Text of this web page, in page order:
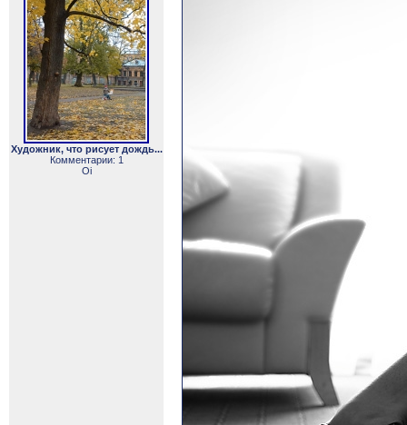
Художник, что рисует дождь...
Комментарии: 1
Oi